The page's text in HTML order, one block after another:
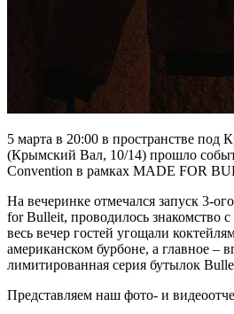
5 марта в 20:00 в пространстве
(Крымский Вал, 10/14) прошло
Convention в рамках MADE FOR
На вечеринке отмечался запуск 3-
for Bulleit, проводилось знакомство
весь вечер гостей угощали
американском бурбоне, а главное –
лимитированная серия бутылок
Представляем наш фото- и